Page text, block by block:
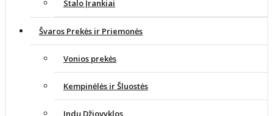
Stalo Įrankiai
Švaros Prekės ir Priemonės
Vonios prekės
Kempinėlės ir Šluostės
Indų Džiovyklos